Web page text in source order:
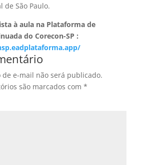
de São Paulo.
à aula na Plataforma de
do Corecon-SP :
de e-mail não será publicado.
são marcados com *